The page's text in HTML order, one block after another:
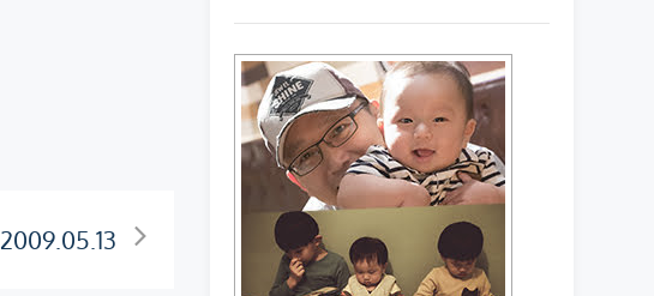
2009.05.13